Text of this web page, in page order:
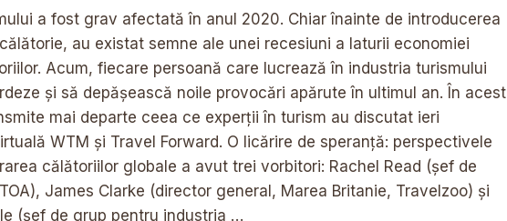
a fost grav afectată în anul 2020. Chiar înainte de introducerea
au existat semne ale unei recesiuni a laturii economiei
Acum, fiecare persoană care lucrează în industria turismului
și să depășească noile provocări apărute în ultimul an. În acest
mai departe ceea ce experții în turism au discutat ieri
WTM și Travel Forward. O licărire de speranță: perspectivele
călătoriilor globale a avut trei vorbitori: Rachel Read (șef de
James Clarke (director general, Marea Britanie, Travelzoo) și
(șef de grup pentru industria …